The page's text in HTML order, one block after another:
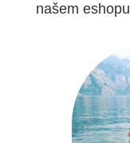
našem eshopu